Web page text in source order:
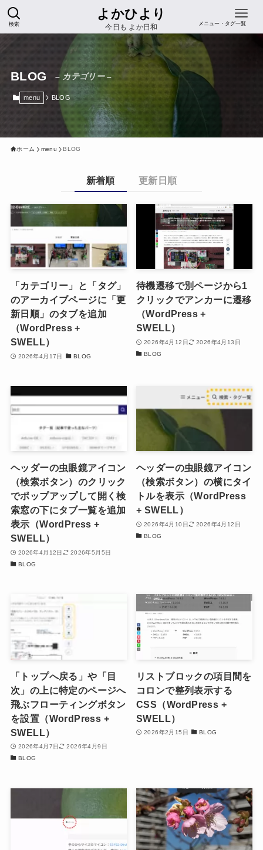
よかひより
今日も よか日和
検索 メニュー・タグ一覧
BLOG – カテゴリー –
menu BLOG
ホーム menu BLOG
新着順 更新日順
「カテゴリー」と「タグ」
のアーカイブページに「更
新日順」のタブを追加
（WordPress +
SWELL）
2026年4月17日 BLOG
待機遷移で別ページから1
クリックでアンカーに遷移
（WordPress +
SWELL）
2026年4月12日
2026年4月13日
BLOG
ヘッダーの虫眼鏡アイコン
（検索ボタン）のクリック
でポップアップして開く検
索窓の下にタブ一覧を追加
表示（WordPress +
SWELL）
2026年4月12日
2026年5月5日
BLOG
ヘッダーの虫眼鏡アイコン
（検索ボタン）の横にタイ
トルを表示（WordPress
+ SWELL）
2026年4月10日
2026年4月12日
BLOG
「トップへ戻る」や「目
次」の上に特定のページへ
飛ぶフローティングボタン
を設置（WordPress +
SWELL）
2026年4月7日
2026年4月9日
BLOG
リストブロックの項目間を
コロンで整列表示する
CSS（WordPress +
SWELL）
2026年2月15日 BLOG